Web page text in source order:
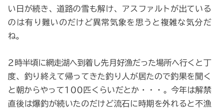
い日が続き、道路の雪も解け、アスファルトが出ている
のは有り難いのだけど異常気象を思うと複雑な気分だ
ね。
2時半頃に網走湖へ到着し先月好漁だった場所へ行くと丁
度、釣り終えて帰ってきた釣り人が居たので釣果を聞く
と朝からやって100匹くらいだとか・・・。今年は解禁
直後は爆釣が続いたのだけど流石に時期を外れると不漁